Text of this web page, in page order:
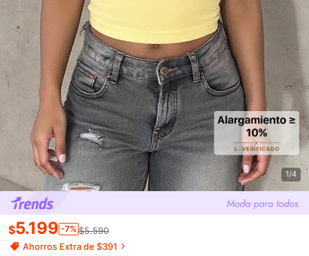
1/4
$5.199 -7% $5.590
Ahorros Extra de $391